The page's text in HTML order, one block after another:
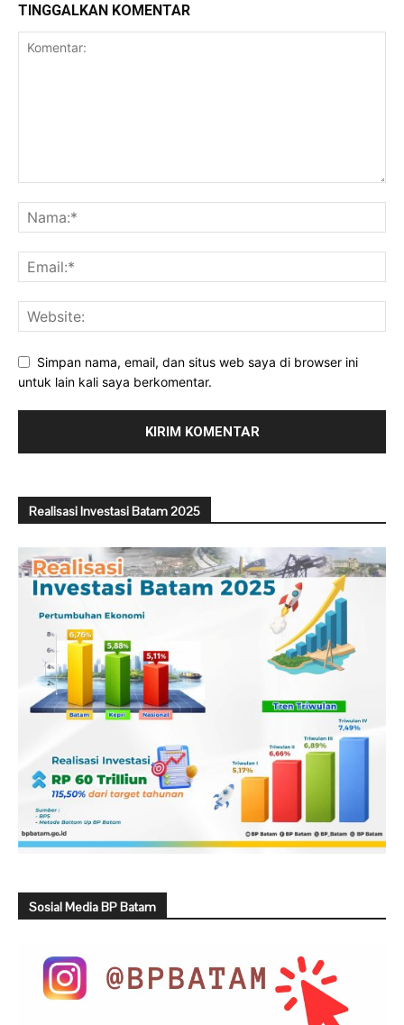
TINGGALKAN KOMENTAR
Simpan nama, email, dan situs web saya di browser ini
untuk lain kali saya berkomentar.
Realisasi Investasi Batam 2025
Sosial Media BP Batam